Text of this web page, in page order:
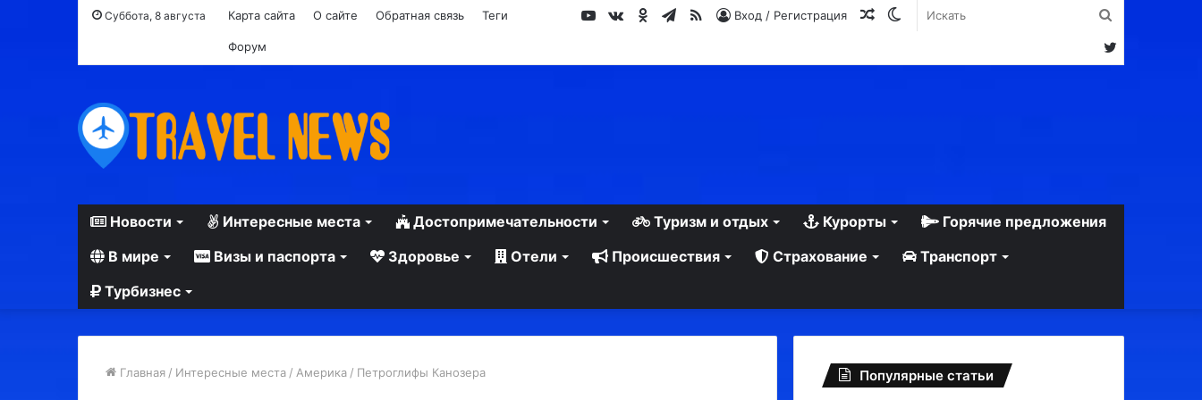
Суббота, 8 августа Карта сайта О сайте Обратная связь Теги
Форум
Switch
Случайная
Вход / Регистрация
RSS
Telegram
Одноклассники
vk.com
YouTube
Twitter
Новости Интересные места Достопримечательности Туризм и отдых Курорты
Горячие предложения
В мире
Визы и паспорта Здоровье Отели Происшествия Страхование
Транспорт
Турбизнес
Главная / Интересные места / Америка / Петроглифы Канозера Популярные статьи